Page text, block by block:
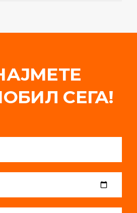
СЕГА!